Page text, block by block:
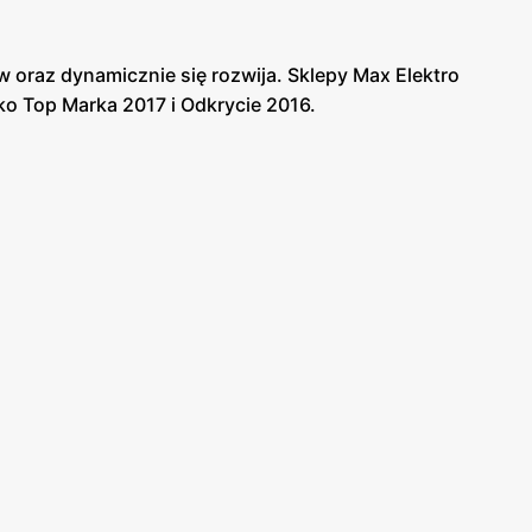
oraz dynamicznie się rozwija. Sklepy Max Elektro
Top Marka 2017 i Odkrycie 2016.
promocje i rabaty. Firma umożliwia również
również organizuje wyprzedaże i akcje dla